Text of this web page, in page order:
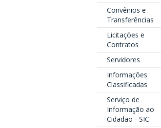
Convênios e
Transferências
Licitações e
Contratos
Servidores
Informações
Classificadas
Serviço de
Informação ao
Cidadão - SIC